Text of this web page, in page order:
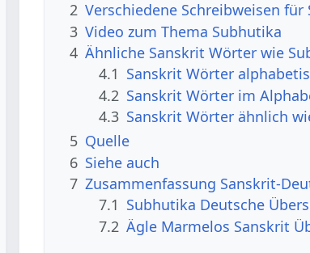
2 Verschiedene Schreibweisen für
3 Video zum Thema Subhutika
4 Ähnliche Sanskrit Wörter wie
4.1 Sanskrit Wörter
4.2 Sanskrit Wörter im
4.3 Sanskrit Wörter ähnlich
5 Quelle
6 Siehe auch
7 Zusammenfassung Sanskrit-
7.1 Subhutika Deutsche
7.2 Ägle Marmelos Sanskrit